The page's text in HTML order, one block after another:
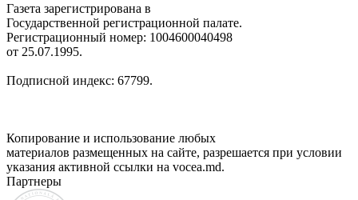
Газета зарегистрирована в
Государственной регистрационной палате.
Регистрационный номер: 1004600040498
от 25.07.1995.
Подписной индекс: 67799.
Копирование и использование любых
материалов размещенных на сайте, разрешается при условии
указания активной ссылки на vocea.md.
Партнеры